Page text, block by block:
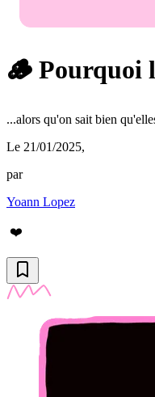
🪵 Pourquoi
...alors qu'on sait bien
Le 21/01/2025,
par
Yoann Lopez
❤️